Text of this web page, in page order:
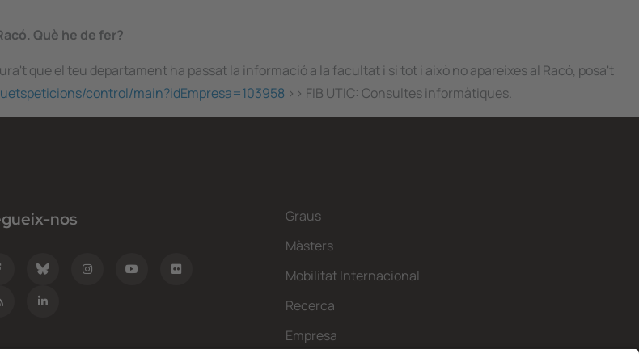
Què he de fer?
que el teu departament ha passat la informació a la facultat i si tot i això no apareixes al Racó, posa't
control/main?idEmpresa=103958 >> FIB UTIC: Consultes informàtiques.
nos
Graus
Màsters
Mobilitat Internacional
Recerca
Empresa